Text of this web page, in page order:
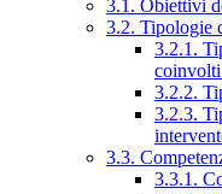
3.1. Obiettivi
3.2. Tipologie
3.2.1.
3.2.2.
3.2.3.
3.3.
3.3.1.